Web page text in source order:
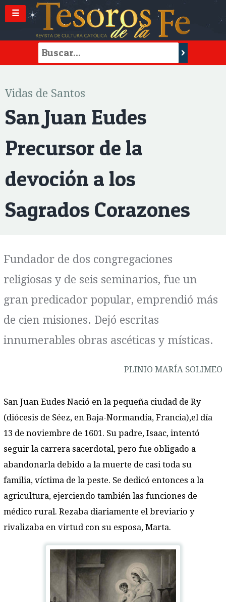
☰
Vidas de Santos
San Juan Eudes
Precursor de la
devoción a los
Sagrados Corazones
Fundador de dos congregaciones
religiosas y de seis seminarios, fue un
gran predicador popular, emprendió más
de cien misiones. Dejó escritas
innumerables obras ascéticas y místicas.
PLINIO MARÍA SOLIMEO
San Juan Eudes Nació en la pequeña ciudad de Ry
(diócesis de Séez, en Baja-Normandía, Francia),el día
13 de noviembre de 1601. Su padre, Isaac, intentó
seguir la carrera sacerdotal, pero fue obligado a
abandonarla debido a la muerte de casi toda su
familia, víctima de la peste. Se dedicó entonces a la
agricultura, ejerciendo también las funciones de
médico rural. Rezaba diariamente el breviario y
rivalizaba en virtud con su esposa, Marta.